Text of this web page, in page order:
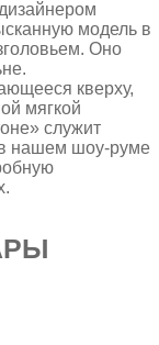
модель в
Оно
кверху,
мягкой
служит
нашем шоу-руме